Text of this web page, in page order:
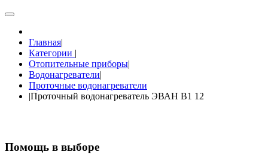
Главная|
Категории |
Отопительные приборы|
Водонагреватели|
Проточные водонагреватели
|Проточный водонагреватель ЭВАН В1 12
Помощь в выборе